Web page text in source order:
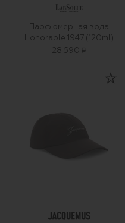
Парфюмерная вода
Honorable 1947 (120ml)
28 590 ₽